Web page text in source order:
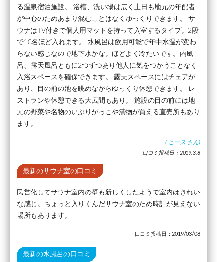
る温泉宿泊施設。 浴槽、洗い場は広く土日も地元の年配者
が中心のためあまり混むことはなくゆっくりできます。 サ
ウナはTV付きで個人用マットを持って入室するタイプ。2段
で10名ほど入れます。 水風呂は飲用可能で年中水温が変わ
らない感じなので地下水かな。ほどよく冷たいです。内風
呂、露天風呂ともに2つずつあり他人に気をつかうことなく
入浴スペースを確保できます。 露天スペースにはチェアが
あり、目の前の池を眺めながらゆっくり休憩できます。 レ
ストランや休憩できる大広間もあり。 施設の目の前には地
元の野菜や名物のいぶりがっこや漬物が買える直売所もあり
ます。
( ヒース さん)
口コミ投稿日：2019.3.8
最新のサウナ室の口コミ
民営化してサウナ室内の壁も新しくしたようで室内はきれい
な感じ。ちょっと入りくんだサウナ室のため時計が見えない
場所もあります。
口コミ投稿日：2019/03/08
最新の水風呂の口コミ